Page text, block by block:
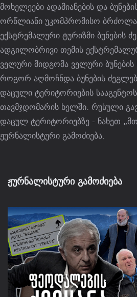
მოხელეები ადამიანების და
ორწლიანი უკომპრომისო
ექსტრემალური ტურიზმი ბუნების
ადგილობრივი თემის
ველური მიდგომა ველური
როგორ აღმოჩნდა ბუნების
დაცული ტერიტორიების
თავმჯდომარის ხელში. რუსული
დაცულ ტერიტორიებზე - ნახეთ
ჟურნალისტური გამოძიება.
ჟურნალისტური გამოძიება